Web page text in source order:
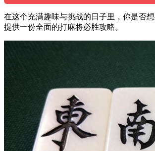
在这个充满趣味与挑战的日子里，你是否
提供一份全面的打麻将必胜攻略。